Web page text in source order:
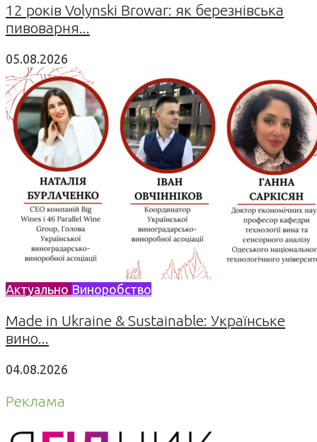
12 років Volynski Browar: як березнівська
пивоварня...
05.08.2026
Актуально Виноробство
Made in Ukraine & Sustainable: Українське
вино...
04.08.2026
Реклама